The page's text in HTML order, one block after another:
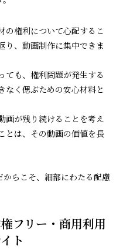
の権利について心配するこ
り、動画制作に集中できま
ても、権利問題が発生する
なく偲ぶための安心材料と
画が残り続けることを考え
とは、その動画の価値を長
らこそ、細部にわたる配慮
フリー・商用利用
ト